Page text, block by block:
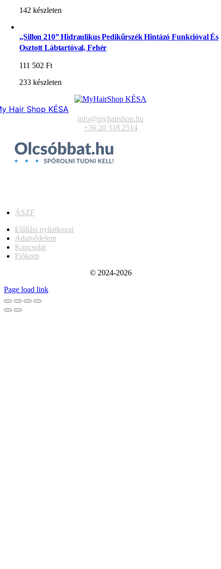
142 készleten
„Sillon 210” Hidraulikus Pedikűrszék Hintázó Funkcióval És
Osztott Lábtartóval, Fehér
111 502Ft
233 készleten
Hair Shop KÉSA
info@myhairshop.hu
+36 20 318 2514
ÁSZF
Elállási nyilatkozat
Adatvédelem
Kapcsolat
Fiókom
© 2024-2026
Page load link